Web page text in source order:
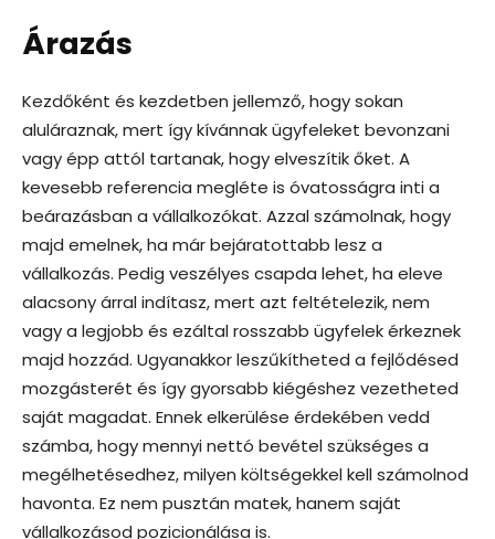
Árazás
Kezdőként és kezdetben jellemző, hogy sokan
aluláraznak, mert így kívánnak ügyfeleket bevonzani
vagy épp attól tartanak, hogy elveszítik őket. A
kevesebb referencia megléte is óvatosságra inti a
beárazásban a vállalkozókat. Azzal számolnak, hogy
majd emelnek, ha már bejáratottabb lesz a
vállalkozás. Pedig veszélyes csapda lehet, ha eleve
alacsony árral indítasz, mert azt feltételezik, nem
vagy a legjobb és ezáltal rosszabb ügyfelek érkeznek
majd hozzád. Ugyanakkor leszűkítheted a fejlődésed
mozgásterét és így gyorsabb kiégéshez vezetheted
saját magadat. Ennek elkerülése érdekében vedd
számba, hogy mennyi nettó bevétel szükséges a
megélhetésedhez, milyen költségekkel kell számolnod
havonta. Ez nem pusztán matek, hanem saját
vállalkozásod pozicionálása is.